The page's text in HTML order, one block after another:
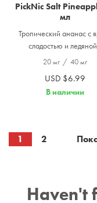
PickNic Salt
мл
Тропический ананас с
сладостью и
20 мг / 40 мг
USD $6.99
В наличии
1 2
Haven't